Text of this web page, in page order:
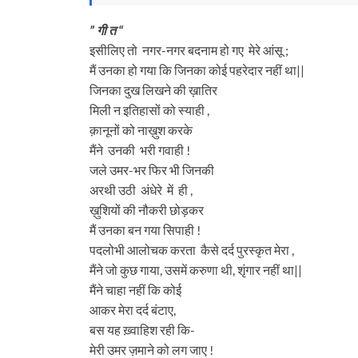
” गी त “
इसीलिए तो नगर-नगर बदनाम हो गए मेरे आंसू ;
मैं उनका हो गया कि जिनका कोई पहरेदार नहीं था||
जिनका दुख लिखने की ख़ातिर
मिली न इतिहासों को स्याही ,
क़ानूनों को नाख़ुश करके
मैंने उनकी भरी गवाही !
जले उमर-भर फिर भी जिनकी
अरथी उठी अंधेरे में ही ,
ख़ुशियों की नौकरी छोड़कर
मैं उनका बन गया सिपाही !
पदलोभी आलोचक करता कैसे दर्द पुरस्कृत मेरा ,
मैंने जो कुछ गाया, उसमें करुणा थी, शृंगार नहीं था||
मैंने चाहा नहीं कि कोई
आकर मेरा दर्द बंटाए,
बस यह ख़्वाहिश रही कि-
मेरी उमर ज़माने को लग जाए !